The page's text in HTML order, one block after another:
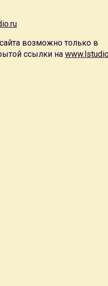
возможно только в
ссылки на